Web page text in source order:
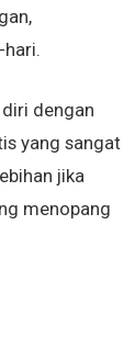
hari.
dengan
yang sangat
jika
menopang